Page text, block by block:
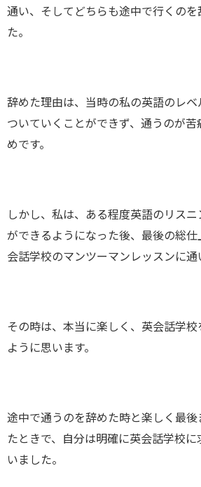
通い、そしてどちらも途中で行くのを
た。
辞めた理由は、当時の私の英語のレベ
ついていくことができず、通うのが苦
めです。
しかし、私は、ある程度英語のリス
ができるようになった後、最後の総仕
会話学校のマンツーマンレッスンに通
その時は、本当に楽しく、英会話学
ように思います。
途中で通うのを辞めた時と楽しく最後
たときで、自分は明確に英会話学校に
いました。